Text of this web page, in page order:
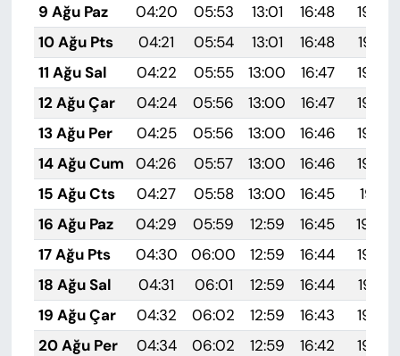
9 Ağu Paz
04:20 05:53 13:01 16:48
19:58
10 Ağu Pts
04:21 05:54 13:01 16:48
19:57
11 Ağu Sal
04:22 05:55 13:00 16:47
19:56
12 Ağu Çar
04:24 05:56 13:00 16:47
19:55
13 Ağu Per
04:25 05:56 13:00 16:46
19:54
14 Ağu Cum
04:26 05:57 13:00 16:46
19:52
15 Ağu Cts
04:27 05:58 13:00 16:45
19:51
16 Ağu Paz
04:29 05:59 12:59 16:45
19:50
17 Ağu Pts
04:30 06:00 12:59 16:44
19:49
18 Ağu Sal
04:31 06:01 12:59 16:44
19:47
19 Ağu Çar
04:32 06:02 12:59 16:43
19:46
20 Ağu Per
04:34 06:02 12:59 16:42
19:45